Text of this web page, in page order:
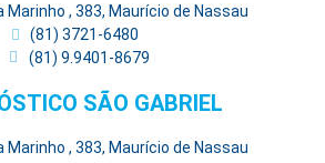
Marinho , 383, Maurício de Nassau
(81) 3721-6480
(81) 9.9401-8679
SÃO GABRIEL
Marinho , 383, Maurício de Nassau